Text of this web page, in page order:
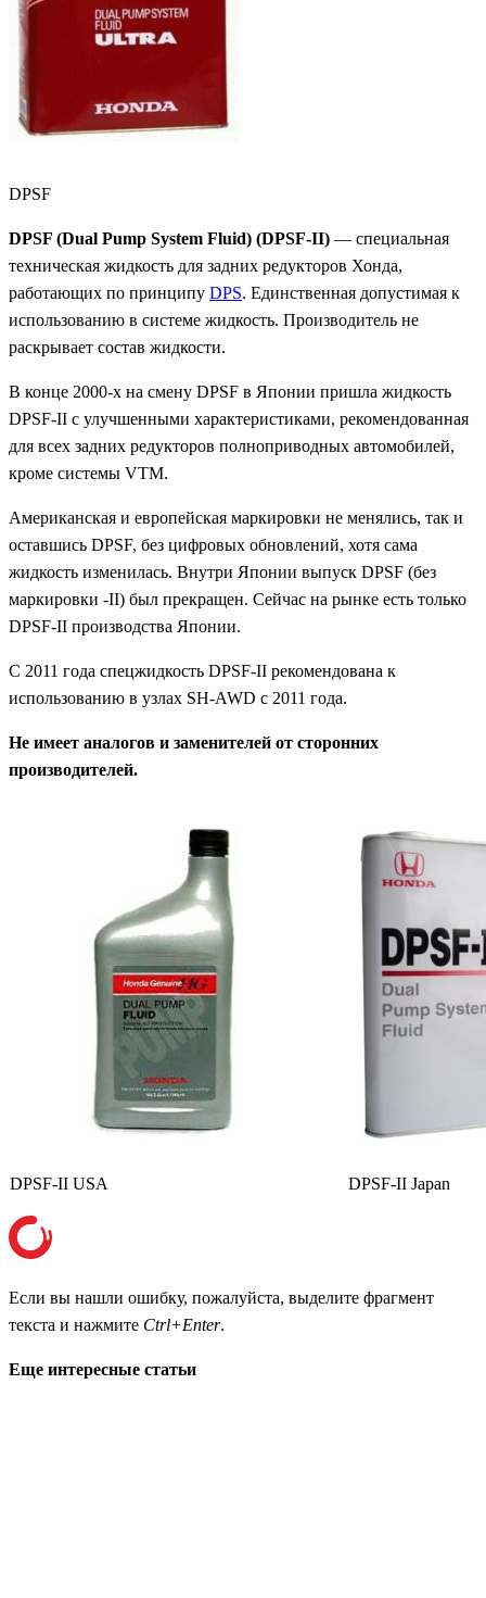
DPSF
DPSF (Dual Pump System Fluid) (DPSF-II) — специальная
техническая жидкость для задних редукторов Хонда,
работающих по принципу DPS. Единственная допустимая к
использованию в системе жидкость. Производитель не
раскрывает состав жидкости.
В конце 2000-х на смену DPSF в Японии пришла жидкость
DPSF-II с улучшенными характеристиками, рекомендованная
для всех задних редукторов полноприводных автомобилей,
кроме системы VTM.
Американская и европейская маркировки не менялись, так и
оставшись DPSF, без цифровых обновлений, хотя сама
жидкость изменилась. Внутри Японии выпуск DPSF (без
маркировки -II) был прекращен. Сейчас на рынке есть только
DPSF-II производства Японии.
C 2011 года спецжидкость DPSF-II рекомендована к
использованию в узлах SH-AWD с 2011 года.
Не имеет аналогов и заменителей от сторонних
производителей.
DPSF-II USA DPSF-II Japan
Если вы нашли ошибку, пожалуйста, выделите фрагмент
текста и нажмите Ctrl+Enter.
Еще интересные статьи